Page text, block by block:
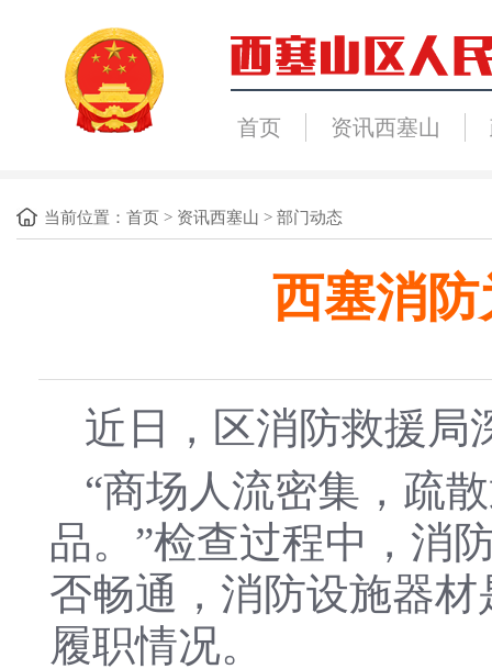
首页 资讯西塞山
当前位置： 首页 > 资讯西塞山 > 部门动态
西塞消
近日，区消防救援局
“商场人流密集，疏
品。”检查过程中，消
否畅通，消防设施器
履职情况。